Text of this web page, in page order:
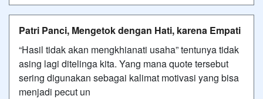
Patri Panci, Mengetok dengan Hati, karena Empati
“Hasil tidak akan mengkhianati usaha” tentunya tidak
asing lagi ditelinga kita. Yang mana quote tersebut
sering digunakan sebagai kalimat motivasi yang bisa
menjadi pecut un